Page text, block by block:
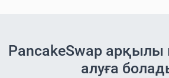
PancakeSwap арқылы
алуға